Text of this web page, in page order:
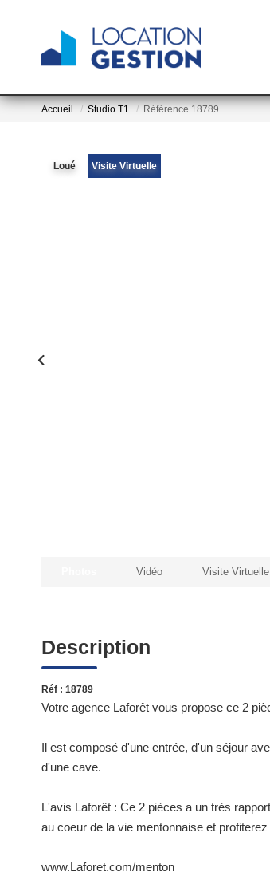
Accueil Studio T1 Référence 18789
Loué Visite Virtuelle
Vidéo Visite Virtuelle
Description
Réf : 18789
Votre agence Laforêt vous propose ce 2
Il est composé d'une entrée, d'un séjour
d'une cave.
L'avis Laforêt : Ce 2 pièces a un très
au coeur de la vie mentonnaise et
www.Laforet.com/menton